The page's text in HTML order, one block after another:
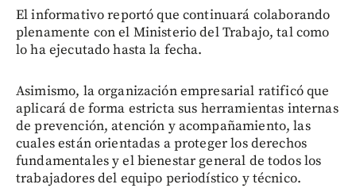
El informativo reportó que continuará colaborando
plenamente con el Ministerio del Trabajo, tal como
lo ha ejecutado hasta la fecha.
Asimismo, la organización empresarial ratificó que
aplicará de forma estricta sus herramientas internas
de prevención, atención y acompañamiento, las
cuales están orientadas a proteger los derechos
fundamentales y el bienestar general de todos los
trabajadores del equipo periodístico y técnico.